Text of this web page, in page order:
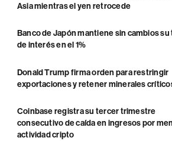
Asia mientras el yen retrocede
Banco de Japón mantiene sin cambios su
de interés en el 1%
Donald Trump firma orden para restringir
exportaciones y retener minerales
Coinbase registra su tercer trimestre
consecutivo de caída en ingresos por
actividad cripto